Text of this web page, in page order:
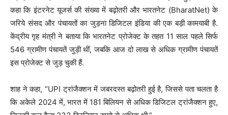
कहा कि इंटरनेट यूजर्स की संख्या में बढ़ोतरी और भारतनेट (BharatNet) के
जरिये संसद और पंचायतों का जुड़ना डिजिटल इंडिया की एक बड़ी कामयाबी है.
केंद्रीय गृह मंत्री ने बताया कि भारतनेट प्रोजेक्ट के तहत 11 साल पहले सिर्फ
546 ग्रामीण पंचायतें जुड़ी थीं, जबकि आज दो लाख से अधिक ग्रामीण पंचायतें
इस प्रोजेक्ट से जुड़ चुकी हैं.
शाह ने कहा, “UPI ट्रांजैक्शन में जबरदस्त बढ़ोतरी हुई है, जिससे पता चलता है
कि अकेले 2024 में, भारत में 181 बिलियन से अधिक डिजिटल ट्रांजैक्शन हुए,